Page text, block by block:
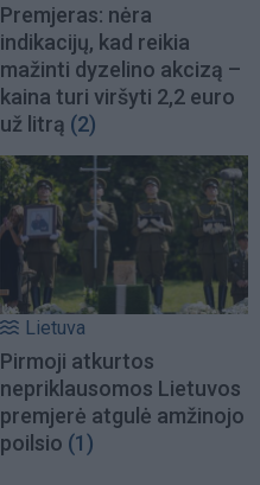
Premjeras: nėra
indikacijų, kad reikia
mažinti dyzelino akcizą –
kaina turi viršyti 2,2 euro
už litrą (2)
Lietuva
Pirmoji atkurtos
nepriklausomos Lietuvos
premjerė atgulė amžinojo
poilsio (1)